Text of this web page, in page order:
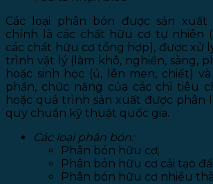
Các loại phân bón được sản
chính là các chất hữu cơ tự nhiên
các chất hữu cơ tổng hợp), được xử
trình vật lý (làm khô, nghiền, sàng,
hoặc sinh học (ủ, lên men, chiết)
phần, chức năng của các chỉ tiêu
hoặc quá trình sản xuất được phân
quy chuẩn kỹ thuật quốc gia.
Các loại phân bón:
Phân bón hữu cơ;
Phân bón hữu cơ cải tạo
Phân bón hữu cơ nhiều